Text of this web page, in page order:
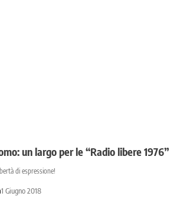
un largo per le “Radio libere 1976”
di espressione!
1 Giugno 2018